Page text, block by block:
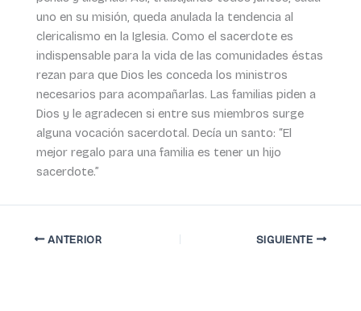
uno en su misión, queda anulada la tendencia al
clericalismo en la Iglesia. Como el sacerdote es
indispensable para la vida de las comunidades éstas
rezan para que Dios les conceda los ministros
necesarios para acompañarlas. Las familias piden a
Dios y le agradecen si entre sus miembros surge
alguna vocación sacerdotal. Decía un santo: “El
mejor regalo para una familia es tener un hijo
sacerdote.”
ANTERIOR SIGUIENTE